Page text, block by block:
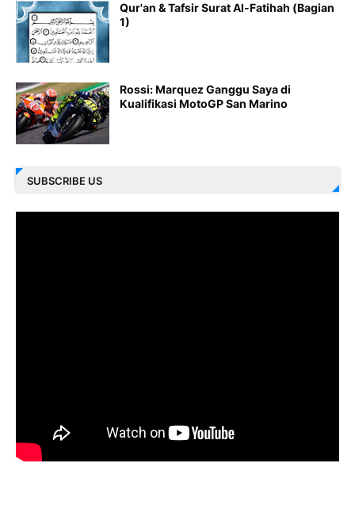
Qur'an & Tafsir Surat Al-Fatihah (Bagian
1)
Rossi: Marquez Ganggu Saya di
Kualifikasi MotoGP San Marino
SUBSCRIBE US